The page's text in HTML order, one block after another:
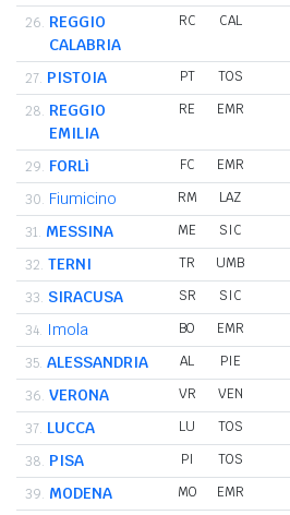
26. REGGIO
CALABRIA
RC CAL
27. PISTOIA PT TOS
28. REGGIO
EMILIA
RE EMR
29. FORLì FC EMR
30. Fiumicino RM LAZ
31. MESSINA ME SIC
32. TERNI TR UMB
33. SIRACUSA SR SIC
34. Imola BO EMR
35. ALESSANDRIA AL PIE
36. VERONA VR VEN
37. LUCCA LU TOS
38. PISA PI TOS
39. MODENA MO EMR